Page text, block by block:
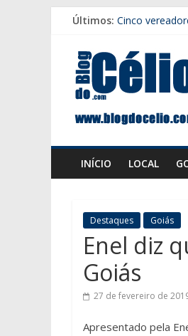
Pular
conteúdo
Últimos: Cinco
Força Tática
Zé Mário
Caiado
Blog
do
Célio
INÍCIO LOCAL
Destaques Goiás
Enel diz
Goiás
27 de fevereiro de
Apresentado pela